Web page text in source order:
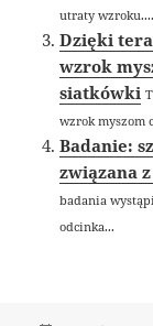
utraty wzroku....
Dzięki
wzrok
siatkówki
wzrok myszom
Badanie:
związana
badania
odcinka...